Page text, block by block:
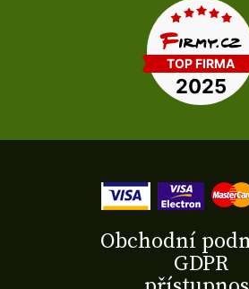
Obchodní
GDPR